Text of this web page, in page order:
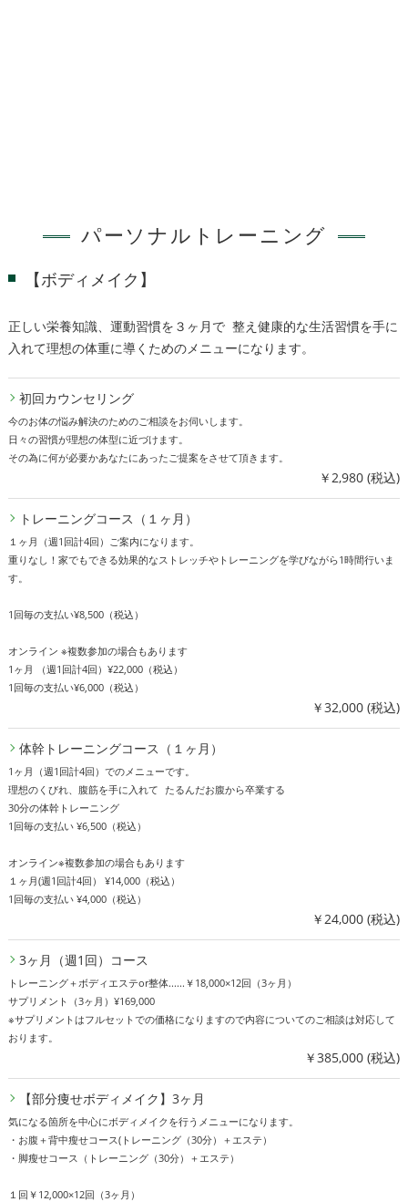
パーソナルトレーニング
【ボディメイク】
正しい栄養知識、運動習慣を３ヶ月で 整え健康的な生活習慣を手に
入れて理想の体重に導くためのメニューになります。
初回カウンセリング
今のお体の悩み解決のためのご相談をお伺いします。
日々の習慣が理想の体型に近づけます。
その為に何が必要かあなたにあったご提案をさせて頂きます。
￥2,980 (税込)
トレーニングコース（１ヶ月）
１ヶ月（週1回計4回）ご案内になります。
重りなし！家でもできる効果的なストレッチやトレーニングを学びながら1時間行いま
す。
1回毎の支払い¥8,500（税込）
オンライン ※複数参加の場合もあります
1ヶ月 （週1回計4回）¥22,000（税込）
1回毎の支払い¥6,000（税込）
￥32,000 (税込)
体幹トレーニングコース（１ヶ月）
1ヶ月（週1回計4回）でのメニューです。
理想のくびれ、腹筋を手に入れて たるんだお腹から卒業する
30分の体幹トレーニング
1回毎の支払い ¥6,500（税込）
オンライン※複数参加の場合もあります
１ヶ月(週1回計4回） ¥14,000（税込）
1回毎の支払い ¥4,000（税込）
￥24,000 (税込)
3ヶ月（週1回）コース
トレーニング＋ボディエステor整体......￥18,000×12回（3ヶ月）
サプリメント（3ヶ月）¥169,000
※サプリメントはフルセットでの価格になりますので内容についてのご相談は対応して
おります。
￥385,000 (税込)
【部分痩せボディメイク】3ヶ月
気になる箇所を中心にボディメイクを行うメニューになります。
・お腹＋背中瘦せコース(トレーニング（30分）＋エステ）
・脚瘦せコース（トレーニング（30分）＋エステ）
１回￥12,000×12回（3ヶ月）